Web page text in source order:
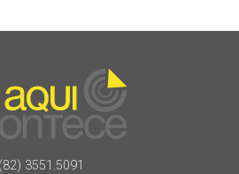
(82) 3551.5091